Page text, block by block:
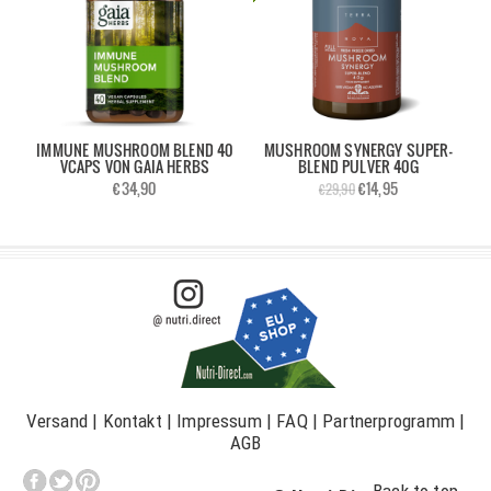
IMMUNE MUSHROOM BLEND 40
VCAPS VON GAIA HERBS
€34,90
MUSHROOM SYNERGY SUPER-
BLEND PULVER 40G
€29,90€14,95
Versand| Kontakt | Impressum| FAQ| Partnerprogramm|
AGB